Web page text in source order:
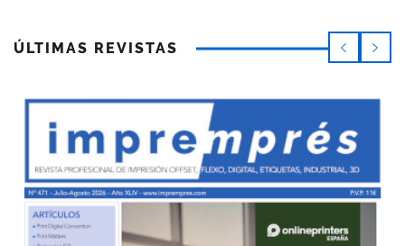
ÚLTIMAS REVISTAS